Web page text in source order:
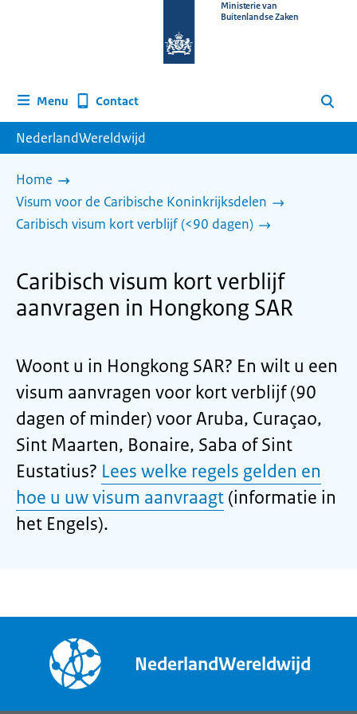
homepage
Ministerie van
Buitenlandse Zaken
Menu Contact Zoeken
NederlandWereldwijd
Home
Visum voor de Caribische Koninkrijksdelen
Caribisch visum kort verblijf (<90 dagen)
Caribisch visum kort verblijf
aanvragen in Hongkong SAR
Woont u in Hongkong SAR? En wilt u een
visum aanvragen voor kort verblijf (90
dagen of minder) voor Aruba, Curaçao,
Sint Maarten, Bonaire, Saba of Sint
Eustatius? Lees welke regels gelden en
hoe u uw visum aanvraagt (informatie in
het Engels).
NederlandWereldwijd